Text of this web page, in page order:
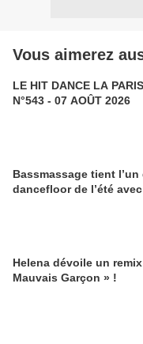
Vous aimerez
LE HIT DANCE LA
N°543 - 07 AOÛT 2026
Bassmassage tient
dancefloor de l’été
Helena dévoile un
Mauvais Garçon » !